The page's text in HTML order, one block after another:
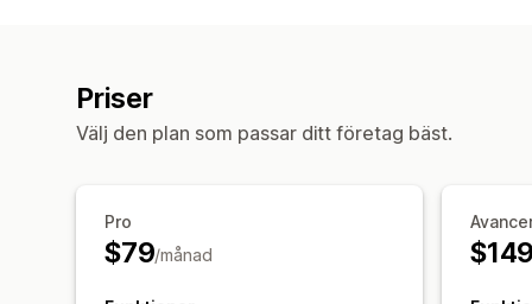
Priser
Välj den plan som passar ditt företag bäst.
Pro
$79/månad